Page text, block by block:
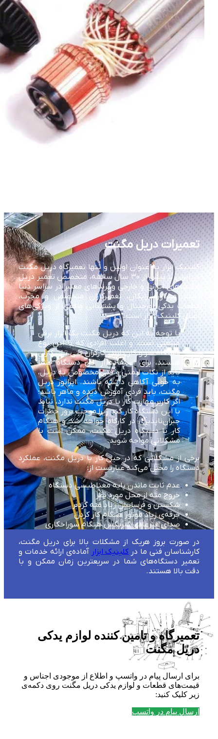
تعمیرات دریل مگنت
کلینیک ابزار به عنوان اولین و تنها تعمیرگاه دریل مگنت
در ایران با بیش از ۳۰ سال سابقه، متخصص تعمیر دریل
مگنت‌های ایرانی و خارجی و برندهای معتبر در سراسر دنیا
است. مشاوره رایگان، تعمیرکاران متخصص و مجرب،
قطعات یدکی اورجینال و پشتیبانی واقعی از ویژگی‌های
اصلی کلینیک ابزار است.
با توجه به این که دریل مگنت یک ابزار برقی
صنعتی است، و اغلب افرادی که با این نوع
دستگاه سر و کار دارند، کارگران فنی تراشکاران
هستند، برای استفاده از این دستگاه حتماً
باید از نکات ایمنی و فنی مخصوص به دریل،
به خوبی آگاهی داشته باشند. اپراتور دریل
مگنت، باید فردی آموزش دیده و ماهر باشد؛
اگر کاربر مهارت کار با دریل مگنت ندارد، نباید
با این دستگاه کار کند زیرا موجب بروز خطرات
جبران‌ناپذیری در کارگاه خواهد شد و هنگام
کار با دستگاه دریل مگنت، ممکن است با
مشکلاتی مواجه شوید.
برخی از مشکلاتی که در حین کار با دریل مگنت، عملکرد
دستگاه را مختل می‌کند عبارتست از:
عدم ثابت ماندن پایه مغناطیسی دستگاه
خروج مته از محل مورد نظر
شکستن و فرسایش زیاد مته گردبر
جرقه‌ی زیاد موتور هنگام کار کردن
صدای غیرعادی گیربکس هنگام سوراخکاری
در صورت بروز هریک از مشکلات بالا برای دریل مگنت،
کارشناسان فنی ما در کلینیک ابزار آماده‌ی ارائه خدمات و
تعمیر دستگاه‌های شما در سریعترین زمان ممکن و با
دقت بالا هستند.
تعمیرگاه و تامین کننده لوازم یدکی
دریل مگنت
برای ارسال پیام در واتسپ و اطلاع از موجودی اجناس و
قیمت‌های قطعات و لوازم یدکی دریل مگنت روی دکمه‌ی
زیر کلیک کنید:
ارسال پیام در واتسپ